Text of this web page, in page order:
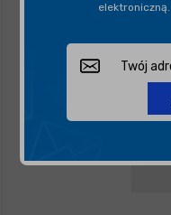
elektroniczną.